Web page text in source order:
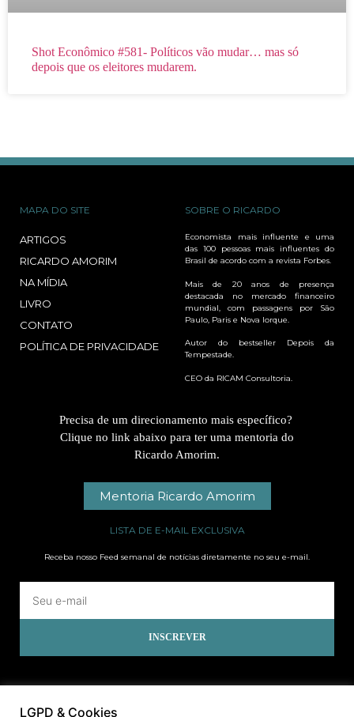
Shot Econômico #581- Políticos vão mudar… mas só
depois que os eleitores mudarem.
MAPA DO SITE
ARTIGOS
RICARDO AMORIM
NA MÍDIA
LIVRO
CONTATO
POLÍTICA DE PRIVACIDADE
SOBRE O RICARDO
Economista mais influente e uma
das 100 pessoas mais influentes do
Brasil de acordo com a revista Forbes.
Mais de 20 anos de presença
destacada no mercado financeiro
mundial, com passagens por São
Paulo, Paris e Nova Iorque.
Autor do bestseller Depois da
Tempestade.
CEO da RICAM Consultoria.
Precisa de um direcionamento mais específico?
Clique no link abaixo para ter uma mentoria do
Ricardo Amorim.
Mentoria Ricardo Amorim
LISTA DE E-MAIL EXCLUSIVA
Receba nosso Feed semanal de notícias diretamente no seu e-mail.
INSCREVER
LGPD & Cookies